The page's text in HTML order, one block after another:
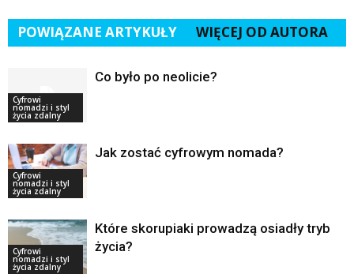
POWIĄZANE ARTYKUŁY WIĘCEJ OD AUTORA
Cyfrowi
nomadzi i styl
życia zdalny
Co było po neolicie?
Cyfrowi
nomadzi i styl
życia zdalny
Jak zostać cyfrowym nomada?
Cyfrowi
nomadzi i styl
życia zdalny
Które skorupiaki prowadzą osiadły tryb
życia?